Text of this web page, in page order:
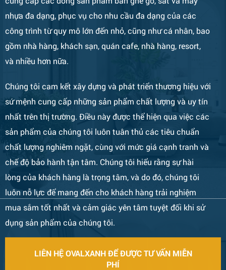
Bàn Ghế 133
nhựa đa dạng, phục vụ cho nhu cầu đa dạng của các
công trình từ quy mô lớn đến nhỏ, cũng như cá nhân, bao
gồm nhà hàng, khách sạn, quán cafe, nhà hàng, resort,
và nhiều hơn nữa.
Chúng tôi cam kết xây dựng và phát triển thương hiệu với
sứ mệnh cung cấp những sản phẩm chất lượng và uy tín
nhất trên thị trường. Điều này được thể hiện qua việc các
sản phẩm của chúng tôi luôn tuân thủ các tiêu chuẩn
chất lượng nghiêm ngặt, cùng với mức giá cạnh tranh và
chế độ bảo hành tận tâm. Chúng tôi hiểu rằng sự hài
lòng của khách hàng là trọng tâm, và do đó, chúng tôi
luôn nỗ lực để mang đến cho khách hàng trải nghiệm
mua sắm tốt nhất và cảm giác yên tâm tuyệt đối khi sử
dụng sản phẩm của chúng tôi.
LIÊN HỆ OVALXANH ĐỂ ĐƯỢC TƯ VẤN MIỄN
PHÍ